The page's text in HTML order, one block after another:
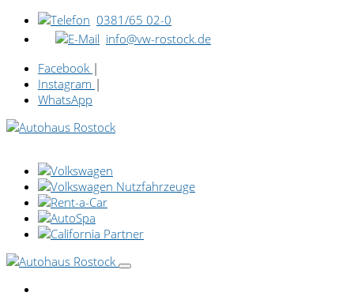
0381/65 02-0
info@vw-rostock.de
Facebook |
Instagram |
WhatsApp